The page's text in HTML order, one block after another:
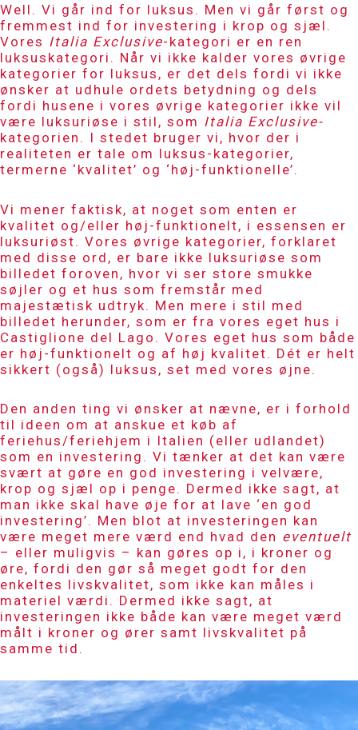
Well. Vi går ind for luksus. Men vi går først og
fremmest ind for investering i krop og sjæl.
Vores Italia Exclusive-kategori er en ren
luksuskategori. Når vi ikke kalder vores øvrige
kategorier for luksus, er det dels fordi vi ikke
ønsker at udhule ordets betydning og dels
fordi husene i vores øvrige kategorier ikke vil
være luksuriøse i stil, som Italia Exclusive-
kategorien. I stedet bruger vi, hvor der i
realiteten er tale om luksus-kategorier,
termerne ‘kvalitet’ og ‘høj-funktionelle’.
Vi mener faktisk, at noget som enten er
kvalitet og/eller høj-funktionelt, i essensen er
luksuriøst. Vores øvrige kategorier, forklaret
med disse ord, er bare ikke luksuriøse som
billedet foroven, hvor vi ser store smukke
søjler og et hus som fremstår med
majestætisk udtryk. Men mere i stil med
billedet herunder, som er fra vores eget hus i
Castiglione del Lago. Vores eget hus som både
er høj-funktionelt og af høj kvalitet. Dét er helt
sikkert (også) luksus, set med vores øjne.
Den anden ting vi ønsker at nævne, er i forhold
til ideen om at anskue et køb af
feriehus/feriehjem i Italien (eller udlandet)
som en investering. Vi tænker at det kan være
svært at gøre en god investering i velvære,
krop og sjæl op i penge. Dermed ikke sagt, at
man ikke skal have øje for at lave ‘en god
investering’. Men blot at investeringen kan
være meget mere værd end hvad den eventuelt
– eller muligvis – kan gøres op i, i kroner og
øre, fordi den gør så meget godt for den
enkeltes livskvalitet, som ikke kan måles i
materiel værdi. Dermed ikke sagt, at
investeringen ikke både kan være meget værd
målt i kroner og ører samt livskvalitet på
samme tid.